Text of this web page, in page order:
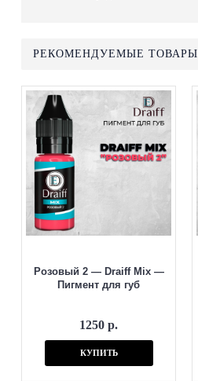
РЕКОМЕНДУЕМЫЕ ТОВАРЫ
Розовый 2 — Draiff Mix —
Пигмент для губ
1250 р.
КУПИТЬ